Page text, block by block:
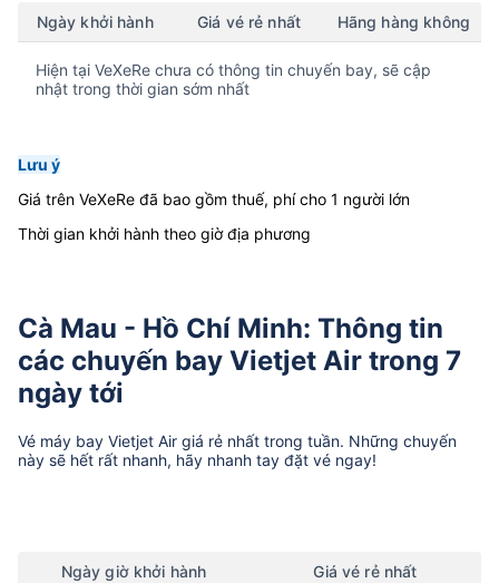
Ngày khởi hành Giá vé rẻ nhất Hãng hàng không
Hiện tại VeXeRe chưa có thông tin chuyến bay, sẽ cập
nhật trong thời gian sớm nhất
Lưu ý
Giá trên VeXeRe đã bao gồm thuế, phí cho 1 người lớn
Thời gian khởi hành theo giờ địa phương
Cà Mau - Hồ Chí Minh: Thông tin
các chuyến bay Vietjet Air trong 7
ngày tới
Vé máy bay Vietjet Air giá rẻ nhất trong tuần. Những chuyến
này sẽ hết rất nhanh, hãy nhanh tay đặt vé ngay!
Ngày giờ khởi hành Giá vé rẻ nhất